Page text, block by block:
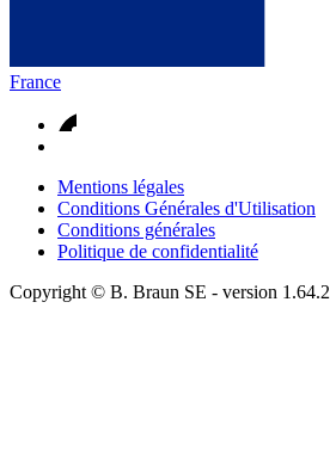
France
Mentions légales
Conditions Générales d'Utilisation
Conditions générales
Politique de confidentialité
Copyright © B. Braun SE - version 1.64.2